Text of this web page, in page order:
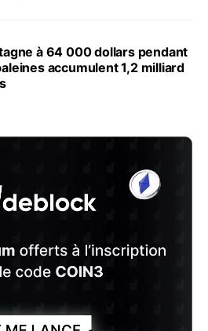
à 64 000 dollars pendant
accumulent 1,2 milliard